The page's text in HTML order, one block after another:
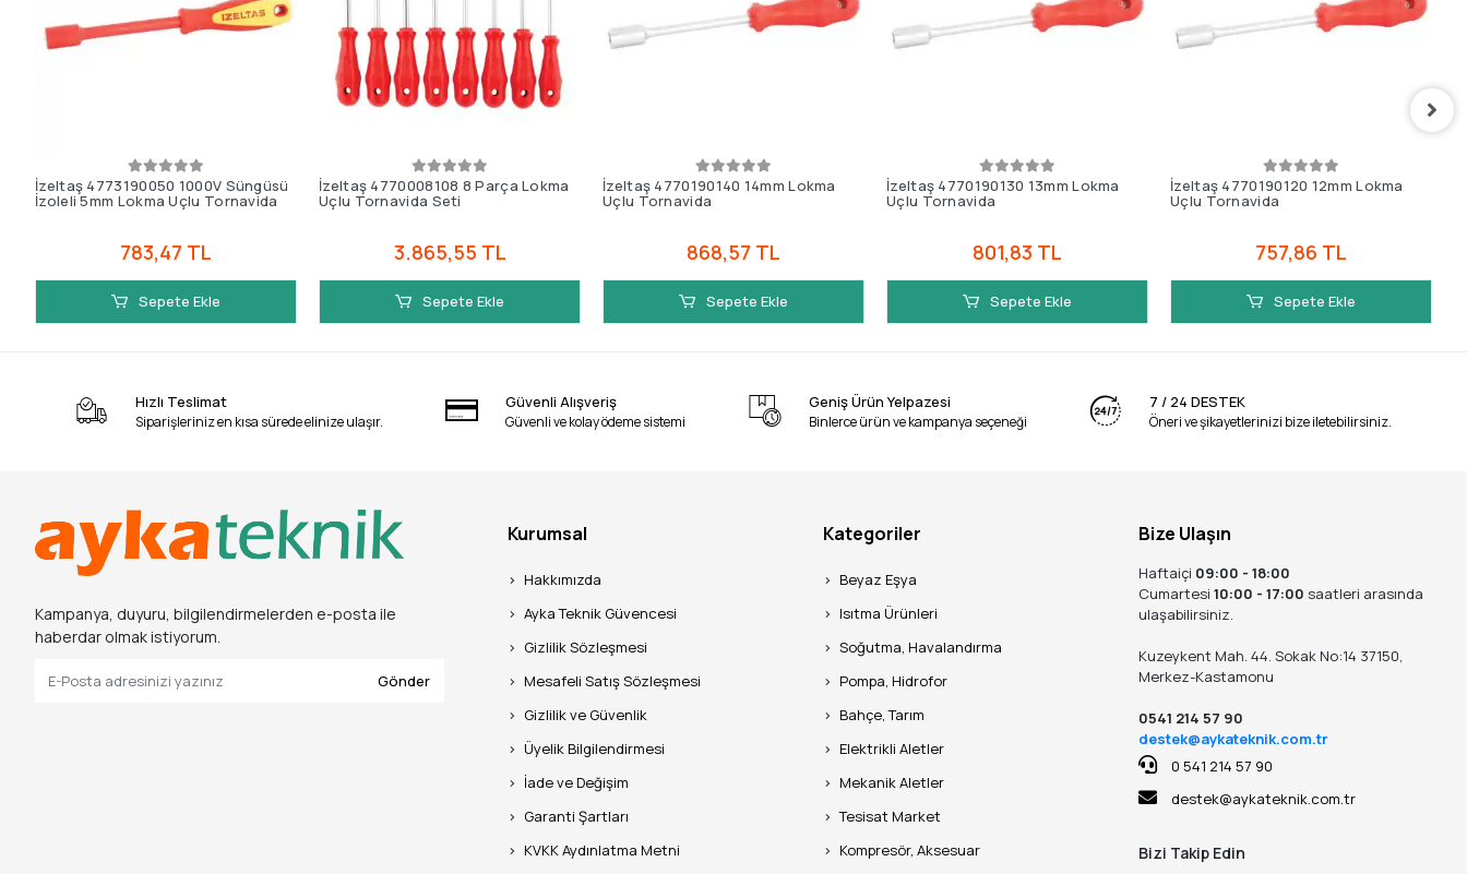
İzeltaş 4773190050 1000V Süngüsü
İzoleli 5mm Lokma Uçlu Tornavida
783,47 TL
Sepete Ekle
İzeltaş 4770008108 8 Parça Lokma
Uçlu Tornavida Seti
3.865,55 TL
Sepete Ekle
İzeltaş 4770190140 14mm Lokma
Uçlu Tornavida
868,57 TL
Sepete Ekle
İzeltaş 4770190130 13mm Lokma
Uçlu Tornavida
801,83 TL
Sepete Ekle
İzeltaş 4770190120 12mm Lokma
Uçlu Tornavida
757,86 TL
Sepete Ekle
Hızlı Teslimat
Siparişleriniz en kısa sürede elinize ulaşır.
Güvenli Alışveriş
Güvenli ve kolay ödeme sistemi
Geniş Ürün Yelpazesi
Binlerce ürün ve kampanya seçeneği
7 / 24 DESTEK
Öneri ve şikayetlerinizi bize iletebilirsiniz.
Kampanya, duyuru, bilgilendirmelerden e-posta ile
haberdar olmak istiyorum.
Gönder
Kurumsal
Hakkımızda
Ayka Teknik Güvencesi
Gizlilik Sözleşmesi
Mesafeli Satış Sözleşmesi
Gizlilik ve Güvenlik
Üyelik Bilgilendirmesi
İade ve Değişim
Garanti Şartları
KVKK Aydınlatma Metni
Kategoriler
Beyaz Eşya
Isıtma Ürünleri
Soğutma, Havalandırma
Pompa, Hidrofor
Bahçe, Tarım
Elektrikli Aletler
Mekanik Aletler
Tesisat Market
Kompresör, Aksesuar
Bize Ulaşın
Haftaiçi 09:00 - 18:00
Cumartesi10:00 - 17:00 saatleri arasında
ulaşabilirsiniz.
Kuzeykent Mah. 44. Sokak No:14 37150,
Merkez-Kastamonu
0541 214 57 90
destek@aykateknik.com.tr
0 541 214 57 90
destek@aykateknik.com.tr
Bizi Takip Edin